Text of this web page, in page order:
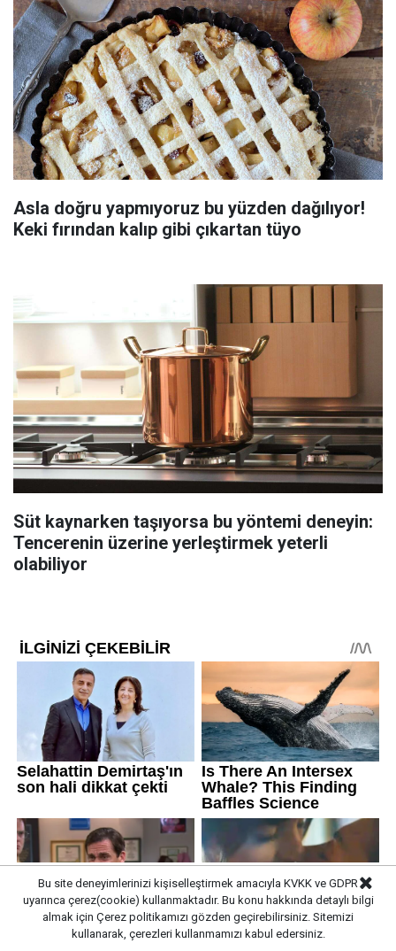
Asla doğru yapmıyoruz bu yüzden dağılıyor!
Keki fırından kalıp gibi çıkartan tüyo
Süt kaynarken taşıyorsa bu yöntemi deneyin:
Tencerenin üzerine yerleştirmek yeterli
olabiliyor
Bu site deneyimlerinizi kişiselleştirmek amacıyla KVKK ve GDPR
uyarınca çerez(cookie) kullanmaktadır. Bu konu hakkında detaylı bilgi
almak için Çerez politikamızı gözden geçirebilirsiniz. Sitemizi
kullanarak, çerezleri kullanmamızı kabul edersiniz.